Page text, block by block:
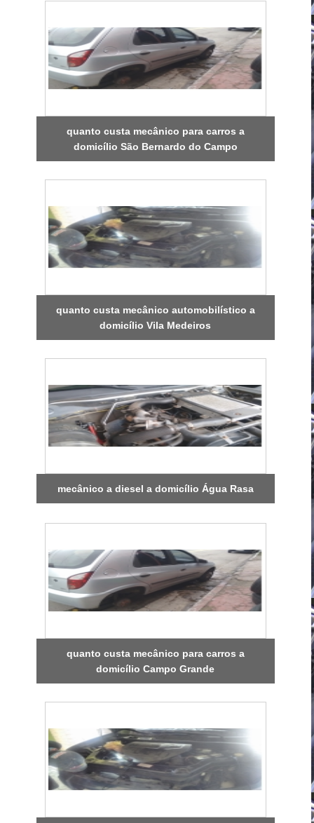
quanto custa mecânico para carros a
domicílio São Bernardo do Campo
quanto custa mecânico automobilístico a
domicílio Vila Medeiros
mecânico a diesel a domicílio Água Rasa
quanto custa mecânico para carros a
domicílio Campo Grande